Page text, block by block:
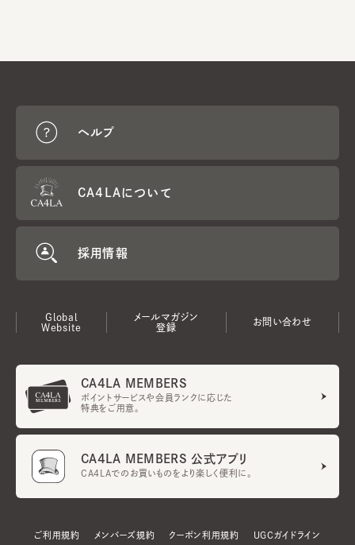
ヘルプ
CA4LAについて
採用情報
Global
Website
メールマガジン
登録
お問い合わせ
CA4LA MEMBERS
ポイントサービスや会員ランクに応じた
特典をご用意。
CA4LA MEMBERS 公式アプリ
CA4LAでのお買いものをより楽しく便利に。
ご利用規約 メンバーズ規約 クーポン利用規約 UGCガイドライン